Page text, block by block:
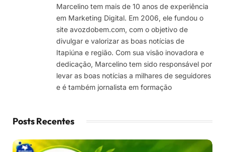
Marcelino tem mais de 10 anos de experiência
em Marketing Digital. Em 2006, ele fundou o
site avozdobem.com, com o objetivo de
divulgar e valorizar as boas notícias de
Itapiúna e região. Com sua visão inovadora e
dedicação, Marcelino tem sido responsável por
levar as boas notícias a milhares de seguidores
e é também jornalista em formação
Posts Recentes